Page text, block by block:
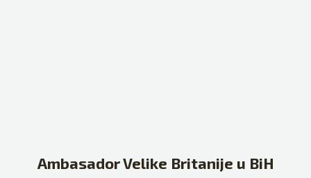
Ambasador Velike Britanije u BiH